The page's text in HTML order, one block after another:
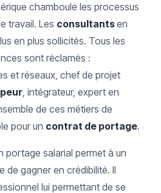
chamboule les processus
travail. Les consultantsen
en plus sollicités. Tous les
sont réclamés :
et réseaux, chef de projet
, intégrateur, expert en
de ces métiers de
pour un contrat de portage.
portage salarial permet à un
de gagner en crédibilité. Il
lui permettant de se